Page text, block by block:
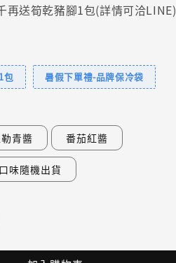
再送筍乾豬腳1包(詳情可洽LINE)
包 暑假下單禮-品牌保冷袋
青醬 番茄紅醬
味隨機出貨